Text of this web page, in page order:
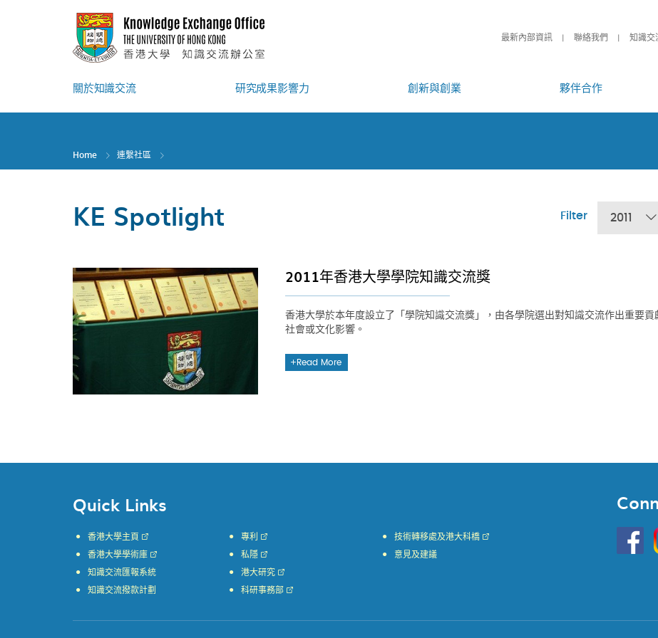
最新內部資訊 聯絡我們 知識交
關於知識交流 研究成果影響力 創新與創業 夥伴合作
Home 連繫社區
KE Spotlight Filter 2011
2011年香港大學學院知識交流獎
香港大學於本年度設立了「學院知識交流獎」，由各學院選出對知識交流作出重要
社會或文化影響。
Read More
Quick Links
香港大學主頁
香港大學學術庫
知識交流匯報系統
知識交流撥款計劃
專利
私隱
港大研究
科研事務部
技術轉移處及港大科橋
意見及建議
HKU